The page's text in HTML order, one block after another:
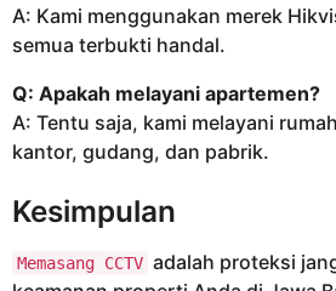
A: Kami menggunakan merek
semua terbukti handal.
Q: Apakah melayani apartemen?
A: Tentu saja, kami melayani
kantor, gudang, dan pabrik.
Kesimpulan
Memasang CCTV adalah proteksi